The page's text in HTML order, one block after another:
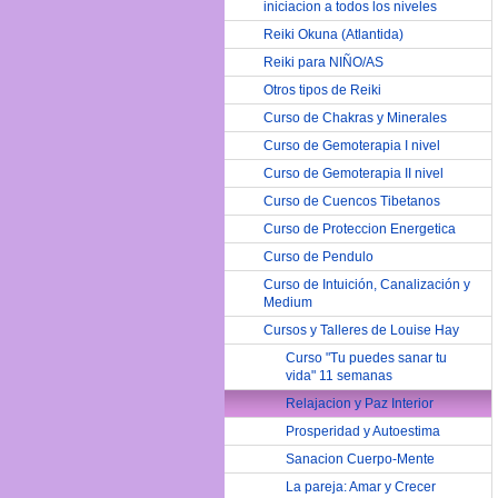
iniciacion a todos los niveles
Reiki Okuna (Atlantida)
Reiki para NIÑO/AS
Otros tipos de Reiki
Curso de Chakras y Minerales
Curso de Gemoterapia I nivel
Curso de Gemoterapia II nivel
Curso de Cuencos Tibetanos
Curso de Proteccion Energetica
Curso de Pendulo
Curso de Intuición, Canalización y
Medium
Cursos y Talleres de Louise Hay
Curso "Tu puedes sanar tu
vida" 11 semanas
Relajacion y Paz Interior
Prosperidad y Autoestima
Sanacion Cuerpo-Mente
La pareja: Amar y Crecer